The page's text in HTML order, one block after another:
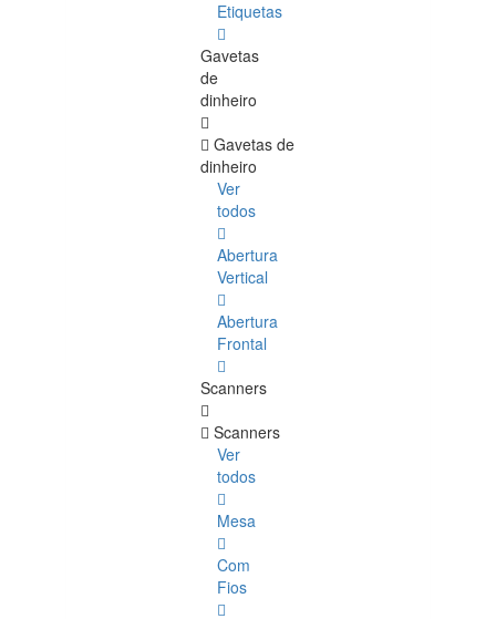
Etiquetas
Gavetas
de
dinheiro
Gavetas de
dinheiro
Ver
todos
Abertura
Vertical
Abertura
Frontal
Scanners
Scanners
Ver
todos
Mesa
Com
Fios